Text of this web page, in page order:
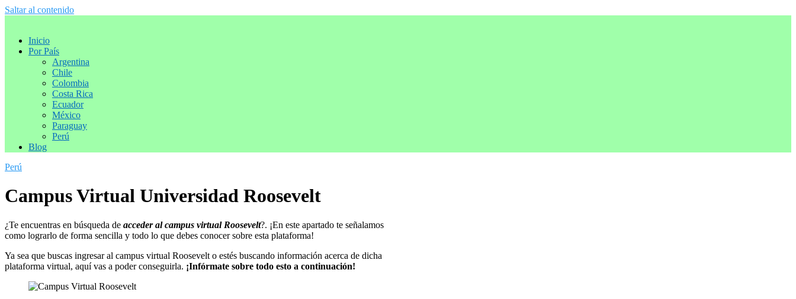
Saltar al contenido
Inicio
Por País
Argentina
Chile
Colombia
Costa Rica
Ecuador
México
Paraguay
Perú
Blog
Perú
Campus Virtual Universidad Roosevelt
¿Te encuentras en búsqueda de acceder al campus virtual Roosevelt?. ¡En este apartado te señalamos
como lograrlo de forma sencilla y todo lo que debes conocer sobre esta plataforma!
Ya sea que buscas ingresar al campus virtual Roosevelt o estés buscando información acerca de dicha
plataforma virtual, aquí vas a poder conseguirla. ¡Infórmate sobre todo esto a continuación!